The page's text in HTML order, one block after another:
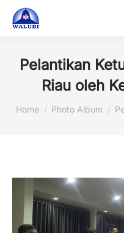
Pelantikan
Riau oleh
You are here:
Home Photo Album